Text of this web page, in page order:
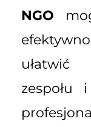
NGO
zespołu